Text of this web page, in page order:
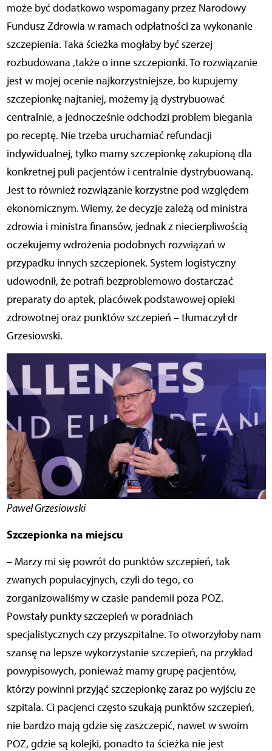
może być dodatkowo wspomagany przez Narodowy
Fundusz Zdrowia w ramach odpłatności za wykonanie
szczepienia. Taka ścieżka mogłaby być szerzej
rozbudowana ,także o inne szczepionki. To rozwiązanie
jest w mojej ocenie najkorzystniejsze, bo kupujemy
szczepionkę najtaniej, możemy ją dystrybuować
centralnie, a jednocześnie odchodzi problem biegania
po receptę. Nie trzeba uruchamiać refundacji
indywidualnej, tylko mamy szczepionkę zakupioną dla
konkretnej puli pacjentów i centralnie dystrybuowaną.
Jest to również rozwiązanie korzystne pod względem
ekonomicznym. Wiemy, że decyzje zależą od ministra
zdrowia i ministra finansów, jednak z niecierpliwością
oczekujemy wdrożenia podobnych rozwiązań w
przypadku innych szczepionek. System logistyczny
udowodnił, że potrafi bezproblemowo dostarczać
preparaty do aptek, placówek podstawowej opieki
zdrowotnej oraz punktów szczepień – tłumaczył dr
Grzesiowski.
Paweł Grzesiowski
Szczepionka na miejscu
– Marzy mi się powrót do punktów szczepień, tak
zwanych populacyjnych, czyli do tego, co
zorganizowaliśmy w czasie pandemii poza POZ.
Powstały punkty szczepień w poradniach
specjalistycznych czy przyszpitalne. To otworzyłoby nam
szansę na lepsze wykorzystanie szczepień, na przykład
powypisowych, ponieważ mamy grupę pacjentów,
którzy powinni przyjąć szczepionkę zaraz po wyjściu ze
szpitala. Ci pacjenci często szukają punktów szczepień,
nie bardzo mają gdzie się zaszczepić, nawet w swoim
POZ, gdzie są kolejki, ponadto ta ścieżka nie jest